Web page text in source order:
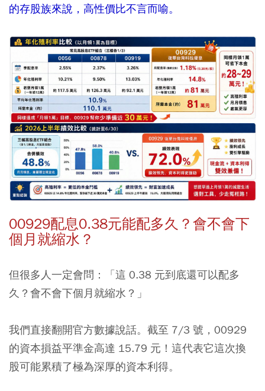
的存股族來說，高性價比不言而喻。
00929配息0.38元能配多久？會不會下
個月就縮水？
但很多人一定會問：「這 0.38 元到底還可以配多
久？會不會下個月就縮水？」
我們直接翻開官方數據說話。截至 7/3 號，00929
的資本損益平準金高達 15.79 元！這代表它這次換
股可能累積了極為深厚的資本利得。